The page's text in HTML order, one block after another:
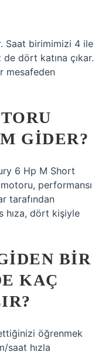
Saat birimimizi 4 ile
dört katına çıkar.
mesafeden
GIDER?
6 Hp M Short
performansı
tarafından
hıza, dört kişiyle
BIR
KAÇ
öğrenmek
saat hızla